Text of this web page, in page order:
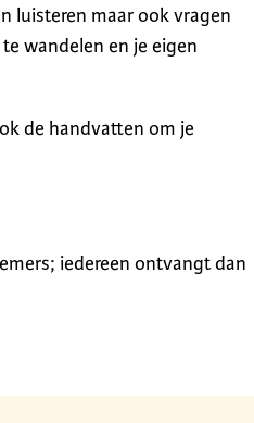
luisteren maar ook vragen
wandelen en je eigen
de handvatten om je
iedereen ontvangt dan